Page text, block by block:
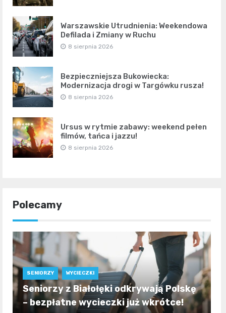
Warszawskie Utrudnienia: Weekendowa
Defilada i Zmiany w Ruchu
8 sierpnia 2026
Bezpieczniejsza Bukowiecka:
Modernizacja drogi w Targówku rusza!
8 sierpnia 2026
Ursus w rytmie zabawy: weekend pełen
filmów, tańca i jazzu!
8 sierpnia 2026
Polecamy
SENIORZY WYCIECZKI
Seniorzy z Białołęki odkrywają Polskę
– bezpłatne wycieczki już wkrótce!